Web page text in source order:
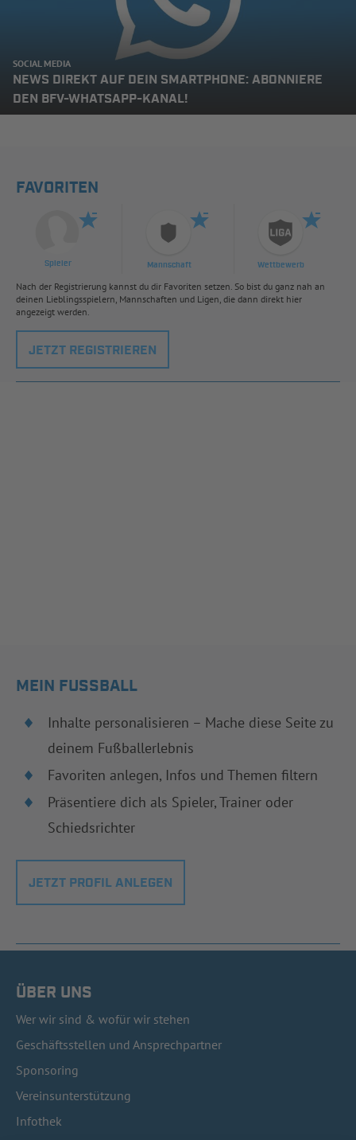
SOCIAL MEDIA
NEWS DIREKT AUF DEIN SMARTPHONE: ABONNIERE
DEN BFV-WHATSAPP-KANAL!
FAVORITEN
Spieler Mannschaft Wettbewerb
Nach der Registrierung kannst du dir Favoriten setzen. So bist du ganz nah an
deinen Lieblingsspielern, Mannschaften und Ligen, die dann direkt hier
angezeigt werden.
JETZT REGISTRIEREN
MEIN FUSSBALL
Inhalte personalisieren – Mache diese Seite zu
deinem Fußballerlebnis
Favoriten anlegen, Infos und Themen filtern
Präsentiere dich als Spieler, Trainer oder
Schiedsrichter
JETZT PROFIL ANLEGEN
ÜBER UNS
Wer wir sind & wofür wir stehen
Geschäftsstellen und Ansprechpartner
Sponsoring
Vereinsunterstützung
Infothek